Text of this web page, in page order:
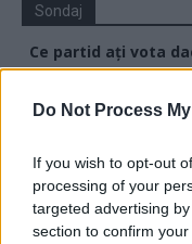
Do Not Process
If you wish to opt-out
processing of your
targeted advertising
section to confirm
Sondaj
Ce partid ați vota
loc
PNL
PSD
AUR